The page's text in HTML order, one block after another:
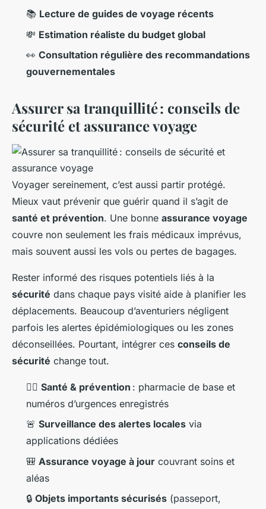
📚 Lecture de guides de voyage récents
💸 Estimation réaliste du budget global
👀 Consultation régulière des recommandations
gouvernementales
Assurer sa tranquillité : conseils de
sécurité et assurance voyage
Voyager sereinement, c’est aussi partir protégé.
Mieux vaut prévenir que guérir quand il s’agit de
santé et prévention. Une bonne assurance voyage
couvre non seulement les frais médicaux imprévus,
mais souvent aussi les vols ou pertes de bagages.
Rester informé des risques potentiels liés à la
sécurité dans chaque pays visité aide à planifier les
déplacements. Beaucoup d’aventuriers négligent
parfois les alertes épidémiologiques ou les zones
déconseillées. Pourtant, intégrer ces conseils de
sécurité change tout.
🧑‍⚕️ Santé & prévention : pharmacie de base et
numéros d’urgences enregistrés
🚨 Surveillance des alertes locales via
applications dédiées
🎒 Assurance voyage à jour couvrant soins et
aléas
🔒 Objets importants sécurisés (passeport,